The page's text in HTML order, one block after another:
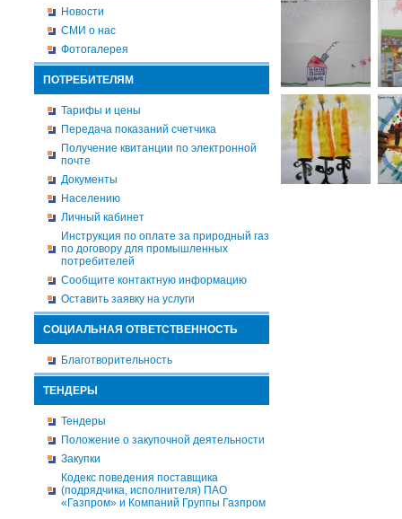
Новости
СМИ о нас
Фотогалерея
ПОТРЕБИТЕЛЯМ
Тарифы и цены
Передача показаний счетчика
Получение квитанции по электронной
почте
Документы
Населению
Личный кабинет
Инструкция по оплате за природный газ
по договору для промышленных
потребителей
Сообщите контактную информацию
Оставить заявку на услуги
СОЦИАЛЬНАЯ ОТВЕТСТВЕННОСТЬ
Благотворительность
ТЕНДЕРЫ
Тендеры
Положение о закупочной деятельности
Закупки
Кодекс поведения поставщика
(подрядчика, исполнителя) ПАО
«Газпром» и Компаний Группы Газпром